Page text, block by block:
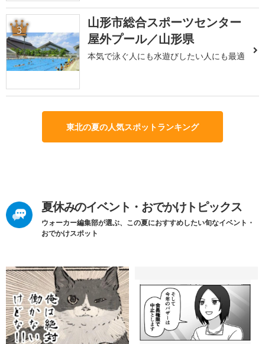
3
山形市総合スポーツセンター
屋外プール／山形県
本気で泳ぐ人にも水遊びしたい人にも最適
東北の夏の人気スポットランキング
夏休みのイベント・おでかけトピックス
ウォーカー編集部が選ぶ、この夏におすすめしたい旬なイベント・
おでかけスポット